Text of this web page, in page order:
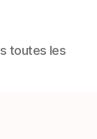
toutes les